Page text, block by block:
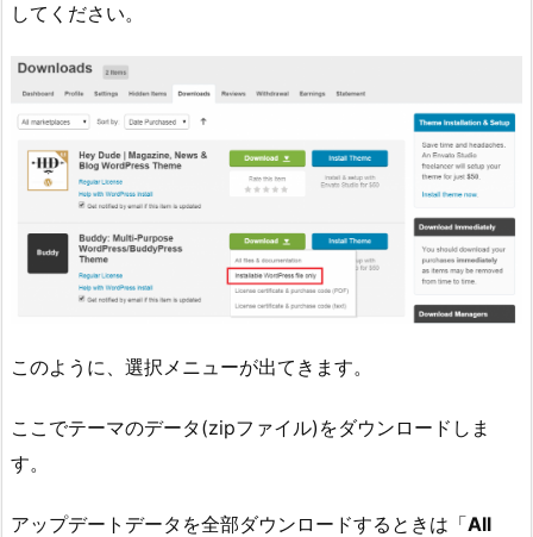
してください。
このように、選択メニューが出てきます。
ここでテーマのデータ(zipファイル)をダウンロードしま
す。
アップデートデータを全部ダウンロードするときは「All